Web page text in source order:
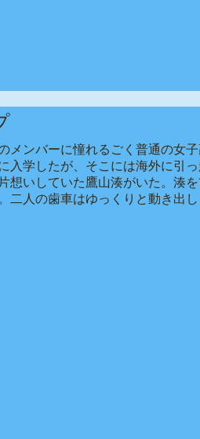
メンバーに憧れるごく普通の女
入学したが、そこには海外に引
想いしていた鷹山湊がいた。湊
二人の歯車はゆっくりと動き出し